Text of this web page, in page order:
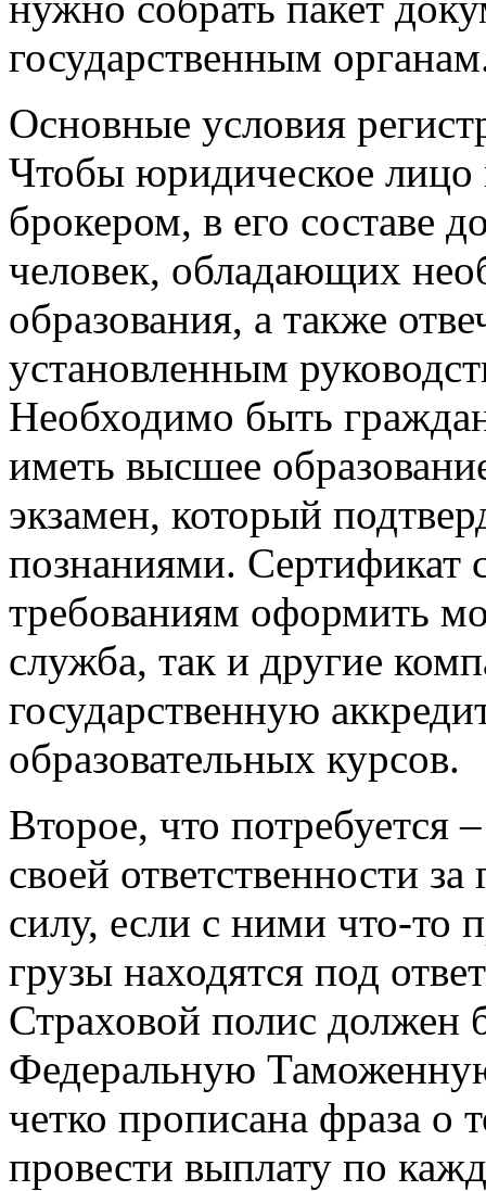
государственным
Основные условия
Чтобы юридическое
брокером, в его составе
человек, обладающих
образования, а также
установленным
Необходимо быть
иметь высшее
экзамен, который
познаниями. Сертификат
требованиям оформить
служба, так и другие
государственную
образовательных курсов.
Второе, что потребуется
своей ответственности
силу, если с ними что-то
грузы находятся под
Страховой полис должен
Федеральную
четко прописана фраза о
провести выплату по